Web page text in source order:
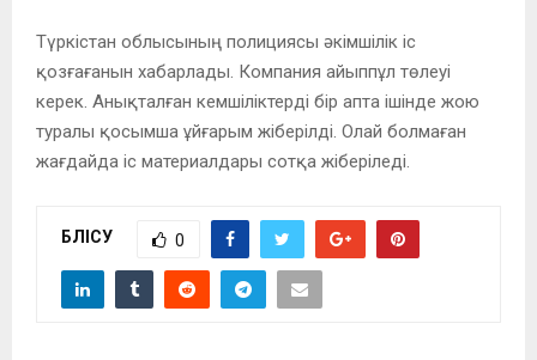
Түркістан облысының полициясы әкімшілік іс
қозғағанын хабарлады. Компания айыппұл төлеуі
керек. Анықталған кемшіліктерді бір апта ішінде жою
туралы қосымша ұйғарым жіберілді. Олай болмаған
жағдайда іс материалдары сотқа жіберіледі.
БӨЛІСУ 0